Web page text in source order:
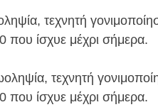
τεχνητή
που ίσχυε μέχρι σήμερα.
τεχνητή
που ίσχυε μέχρι σήμερα.